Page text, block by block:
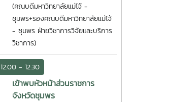
(คณบดีมหาวิทยาลัยแม่โจ้ -
ชุมพร+รองคณบดีมหาวิทยาลัยแม่โจ้
- ชุมพร ฝ่ายวิชาการวิจัยและบริการ
วิชาการ)
12:00 - 12:30
เข้าพบหัวหน้าส่วนราชการ
จังหวัดชุมพร